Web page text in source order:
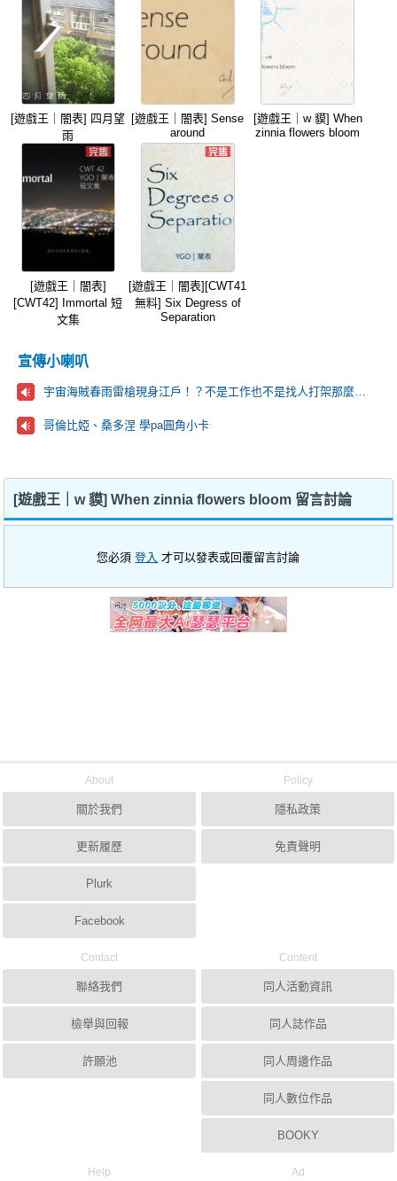
[遊戲王｜闇表] 四月望
雨
[遊戲王｜闇表] Sense
around
[遊戲王｜w 貘] When
zinnia flowers bloom
[遊戲王｜闇表]
[CWT42] Immortal 短
文集
[遊戲王｜闇表][CWT41
無料] Six Degress of
Separation
宣傳小喇叭
宇宙海賊春雨雷槍現身江戶！？不是工作也不是找人打架那麼到萬事屋的目的究竟是…？
哥倫比婭、桑多涅 學pa圓角小卡
[遊戲王｜w 貘] When zinnia flowers bloom 留言討論
您必須登入 才可以發表或回覆留言討論
About
關於我們
更新履歷
Plurk
Facebook
Policy
隱私政策
免責聲明
Contact
聯絡我們
檢舉與回報
許願池
Content
同人活動資訊
同人誌作品
同人周邊作品
同人數位作品
BOOKY
Help Ad